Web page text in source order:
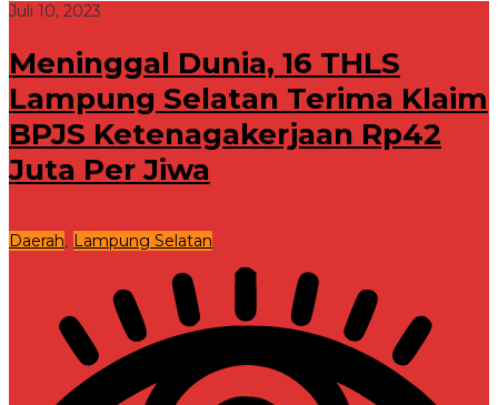
Juli 10, 2023
Meninggal Dunia, 16 THLS
Lampung Selatan Terima Klaim
BPJS Ketenagakerjaan Rp42
Juta Per Jiwa
Daerah, Lampung Selatan